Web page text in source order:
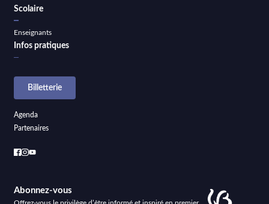
Scolaire
Enseignants
Infos pratiques
Billetterie
Agenda
Partenaires
Abonnez-vous